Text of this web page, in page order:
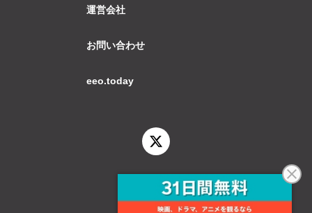
運営会社
お問い合わせ
eeo.today
© 2026 eeo.today